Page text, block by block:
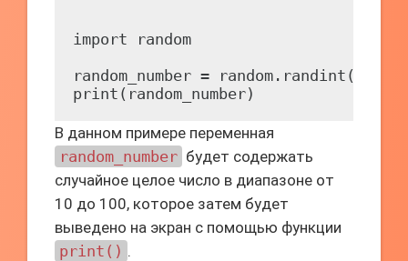
import random
random_number = random.randint(10,
В данном примере переменная
random_number будет содержать
случайное целое число в диапазоне от
10 до 100, которое затем будет
выведено на экран с помощью функции
print() .